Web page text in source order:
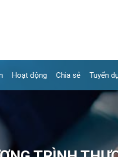
Hoạt động Chia sẻ Tuyển